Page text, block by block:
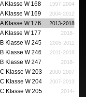
A Klasse W 168 1997-2004
A Klasse W 169 2004-2012
A Klasse W 176 2013-2018
A Klasse W 177 2018-
B Klasse W 245 2005-2011
B Klasse W 246 2011-2018
B Klasse W 247 2018-
C Klasse W 203 2000-2007
C Klasse W 204 2007-2013
C Klasse W 205 2014-